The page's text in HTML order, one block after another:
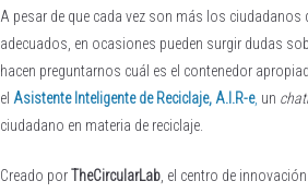
A pesar de que cada vez son más los
adecuados, en ocasiones pueden surgir dudas
hacen preguntarnos cuál es el contenedor
el Asistente Inteligente de Reciclaje, A.I.R-e, un
ciudadano en materia de reciclaje.
Creado porTheCircularLab , el centro de